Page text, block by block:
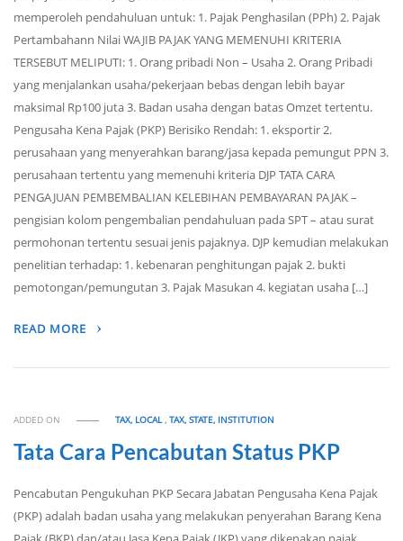
memperoleh pendahuluan untuk: 1. Pajak Penghasilan (PPh) 2. Pajak
Pertambahann Nilai WAJIB PAJAK YANG MEMENUHI KRITERIA
TERSEBUT MELIPUTI: 1. Orang pribadi Non – Usaha 2. Orang Pribadi
yang menjalankan usaha/pekerjaan bebas dengan lebih bayar
maksimal Rp100 juta 3. Badan usaha dengan batas Omzet tertentu.
Pengusaha Kena Pajak (PKP) Berisiko Rendah: 1. eksportir 2.
perusahaan yang menyerahkan barang/jasa kepada pemungut PPN 3.
perusahaan tertentu yang memenuhi kriteria DJP TATA CARA
PENGAJUAN PEMBEMBALIAN KELEBIHAN PEMBAYARAN PAJAK –
pengisian kolom pengembalian pendahuluan pada SPT – atau surat
permohonan tertentu sesuai jenis pajaknya. DJP kemudian melakukan
penelitian terhadap: 1. kebenaran penghitungan pajak 2. bukti
pemotongan/pemungutan 3. Pajak Masukan 4. kegiatan usaha […]
READ MORE
ADDED ON TAX, LOCAL,TAX, STATE, INSTITUTION
Tata Cara Pencabutan Status PKP
Pencabutan Pengukuhan PKP Secara Jabatan Pengusaha Kena Pajak
(PKP) adalah badan usaha yang melakukan penyerahan Barang Kena